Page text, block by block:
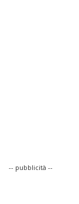
-- pubblicità --